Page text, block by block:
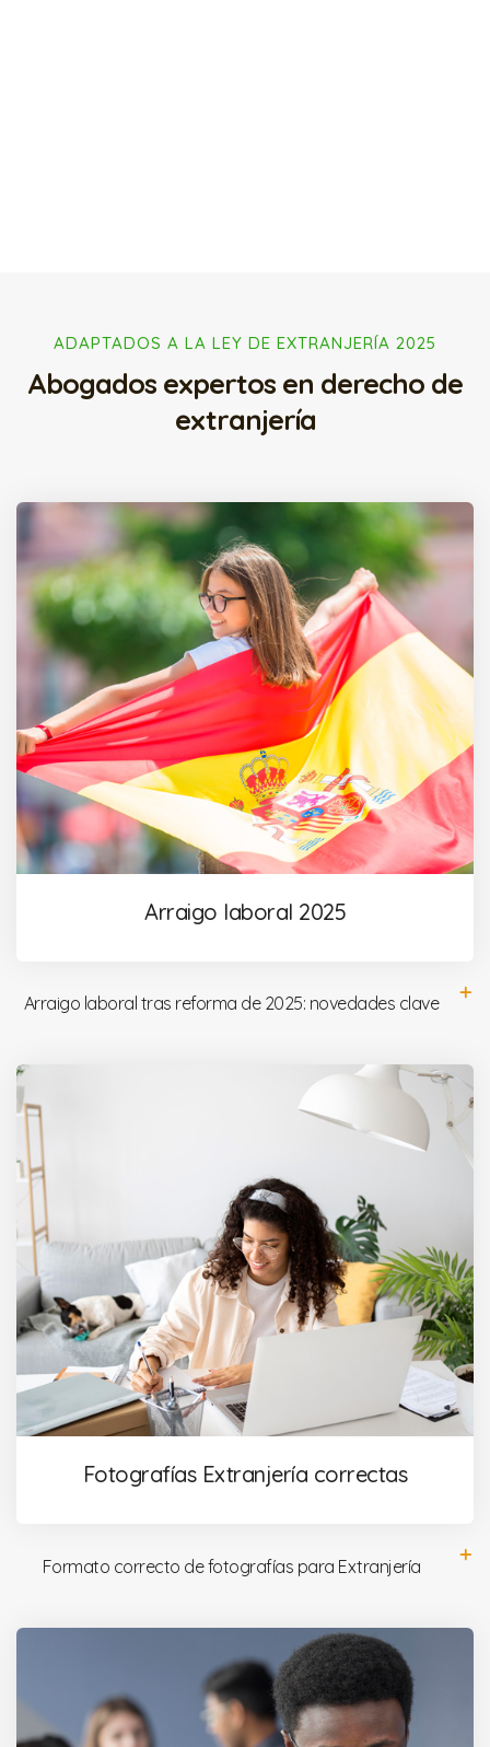
ADAPTADOS A LA LEY DE EXTRANJERÍA 2025
Abogados expertos en derecho de
extranjería
Arraigo laboral 2025
Arraigo laboral tras reforma de 2025: novedades clave
Fotografías Extranjería correctas
Formato correcto de fotografías para Extranjería